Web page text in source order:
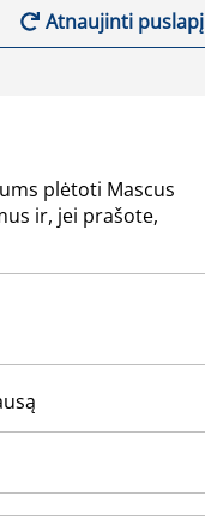
Atnaujinti puslapį
plėtoti Mascus
ir, jei prašote,